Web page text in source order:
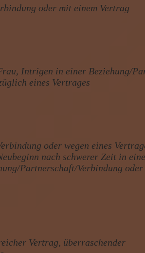
oder mit einem Vertrag
Intrigen in einer Beziehung/
eines Vertrages
oder wegen eines
nach schwerer Zeit in
Partnerschaft/Verbindung oder
Vertrag, überraschender